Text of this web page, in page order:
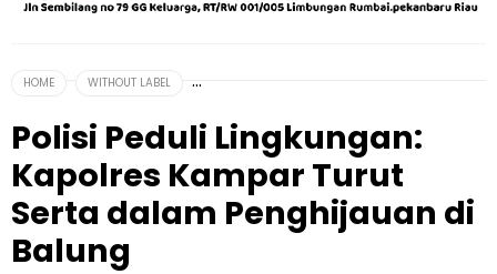
HOME WITHOUT LABEL
Polisi Peduli Lingkungan:
Kapolres Kampar Turut
Serta dalam Penghijauan di
Balung